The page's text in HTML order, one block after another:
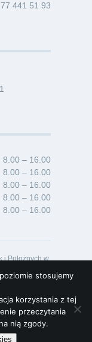
441 51 93
8.00 – 16.00
8.00 – 16.00
8.00 – 16.00
8.00 – 16.00
8.00 – 16.00
Położnych w
stosujemy
korzystania z tej
przeczytania
nią zgody.